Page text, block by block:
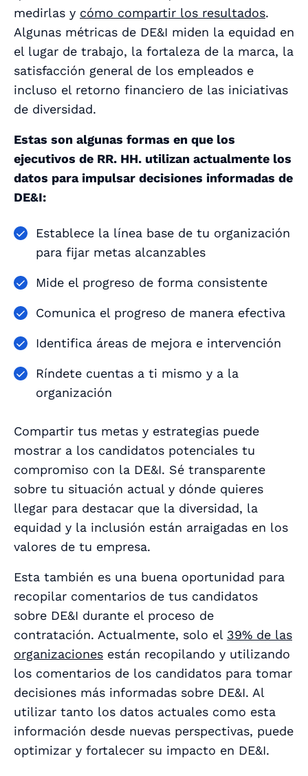
medirlas y cómo compartir los resultados.
Algunas métricas de DE&I miden la equidad en
el lugar de trabajo, la fortaleza de la marca, la
satisfacción general de los empleados e
incluso el retorno financiero de las iniciativas
de diversidad.
Estas son algunas formas en que los
ejecutivos de RR. HH. utilizan actualmente los
datos para impulsar decisiones informadas de
DE&I:
Establece la línea base de tu organización
para fijar metas alcanzables
Mide el progreso de forma consistente
Comunica el progreso de manera efectiva
Identifica áreas de mejora e intervención
Ríndete cuentas a ti mismo y a la
organización
Compartir tus metas y estrategias puede
mostrar a los candidatos potenciales tu
compromiso con la DE&I. Sé transparente
sobre tu situación actual y dónde quieres
llegar para destacar que la diversidad, la
equidad y la inclusión están arraigadas en los
valores de tu empresa.
Esta también es una buena oportunidad para
recopilar comentarios de tus candidatos
sobre DE&I durante el proceso de
contratación. Actualmente, solo el 39% de las
organizaciones están recopilando y utilizando
los comentarios de los candidatos para tomar
decisiones más informadas sobre DE&I. Al
utilizar tanto los datos actuales como esta
información desde nuevas perspectivas, puede
optimizar y fortalecer su impacto en DE&I.